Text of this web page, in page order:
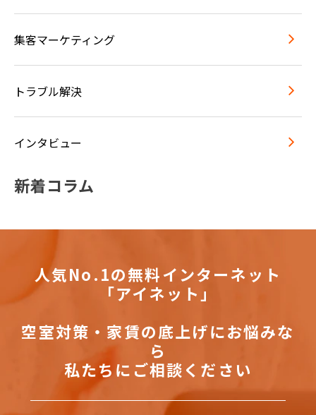
集客マーケティング
トラブル解決
インタビュー
新着コラム
人気No.1の無料インターネット
「アイネット」
空室対策・家賃の底上げにお悩みな
ら
私たちにご相談ください